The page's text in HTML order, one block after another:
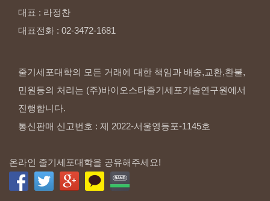
대표 : 라정찬
대표전화 : 02-3472-1681
줄기세포대학의 모든 거래에 대한 책임과 배송,교환,환불,
민원등의 처리는 (주)바이오스타줄기세포기술연구원에서
진행합니다.
통신판매 신고번호 : 제 2022-서울영등포-1145호
온라인 줄기세포대학을 공유해주세요!